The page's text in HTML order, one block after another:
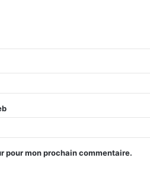
pour mon prochain commentaire.